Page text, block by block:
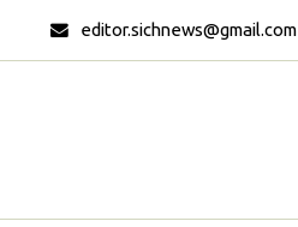
editor.sichnews@gmail.com